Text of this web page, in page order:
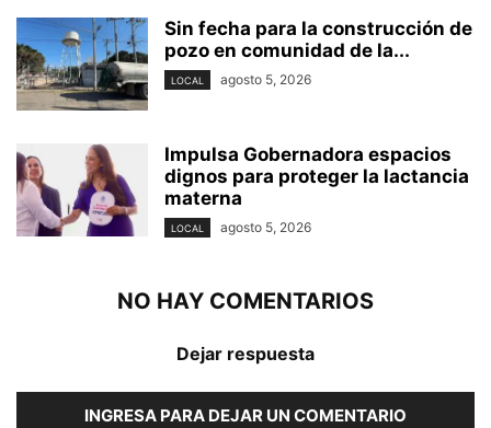
Sin fecha para la construcción de
pozo en comunidad de la...
LOCAL agosto 5, 2026
Impulsa Gobernadora espacios
dignos para proteger la lactancia
materna
LOCAL agosto 5, 2026
NO HAY COMENTARIOS
Dejar respuesta
INGRESA PARA DEJAR UN COMENTARIO